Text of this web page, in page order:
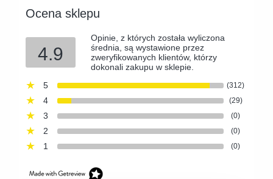
Ocena sklepu
4.9
Opinie, z których została wyliczona
średnia, są wystawione przez
zweryfikowanych klientów, którzy
dokonali zakupu w sklepie.
5
(312)
4 (29)
3 (0)
2 (0)
1 (0)